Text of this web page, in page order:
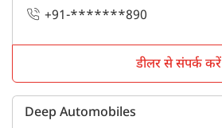
+91-*******890
डीलर से संपर्क करें
Deep Automobiles